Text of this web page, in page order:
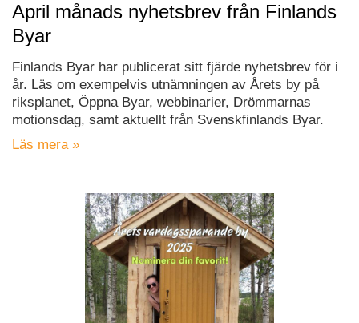
April månads nyhetsbrev från Finlands
Byar
Finlands Byar har publicerat sitt fjärde nyhetsbrev för i
år. Läs om exempelvis utnämningen av Årets by på
riksplanet, Öppna Byar, webbinarier, Drömmarnas
motionsdag, samt aktuellt från Svenskfinlands Byar.
Läs mera »